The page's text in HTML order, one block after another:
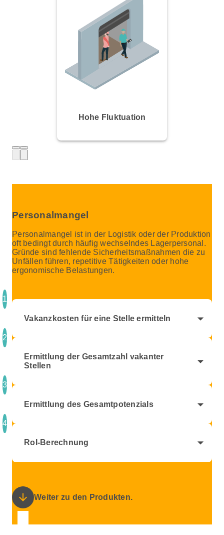
Hohe Fluktuation
Personalmangel
Personalmangel ist in der Logistik oder der Produktion
oft bedingt durch häufig wechselndes Lagerpersonal.
Gründe sind fehlende Sicherheitsmaßnahmen die zu
Unfällen führen, repetitive Tätigkeiten oder hohe
ergonomische Belastungen.
1
Vakanzkosten für eine Stelle ermitteln arrow_drop_down
2
Ermittlung der Gesamtzahl vakanter
Stellen
arrow_drop_down
3
Ermittlung des Gesamtpotenzials arrow_drop_down
4
RoI-Berechnung arrow_drop_down
arrow_downward Weiter zu den Produkten.